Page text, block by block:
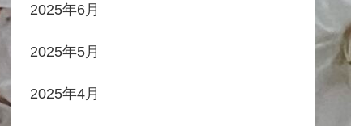
2025年6月
2025年5月
2025年4月